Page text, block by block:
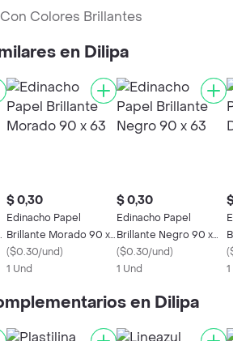
Colores Brillantes
en Dilipa
$ 0,30
Edinacho Papel
Brillante Morado 90 x
63
($0.30/und)
1 Und
$ 0,30
Edinacho Papel
Brillante Negro 90 x
63
($0.30/und)
1 Und
$
63
(
1
en Dilipa